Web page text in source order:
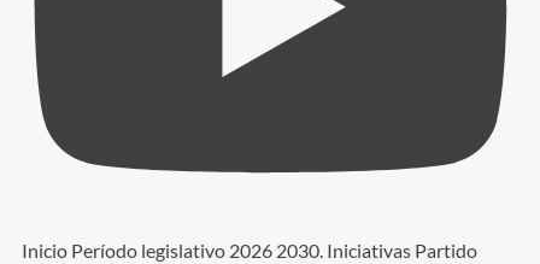
Inicio Período legislativo 2026 2030. Iniciativas Partido